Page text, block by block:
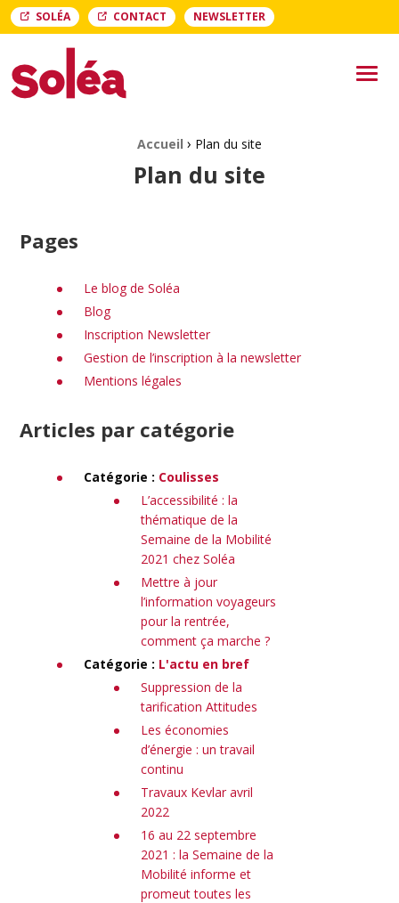
SOLÉA CONTACT NEWSLETTER
Menu
Accueil › Plan du site
Plan du site
Pages
Le blog de Soléa
Blog
Inscription Newsletter
Gestion de l’inscription à la newsletter
Mentions légales
Articles par catégorie
Catégorie : Coulisses
L’accessibilité : la
thématique de la
Semaine de la Mobilité
2021 chez Soléa
Mettre à jour
l’information voyageurs
pour la rentrée,
comment ça marche ?
Catégorie : L'actu en bref
Suppression de la
tarification Attitudes
Les économies
d’énergie : un travail
continu
Travaux Kevlar avril
2022
16 au 22 septembre
2021 : la Semaine de la
Mobilité informe et
promeut toutes les